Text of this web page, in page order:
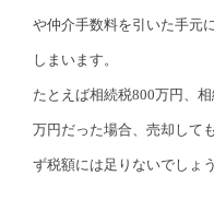
や仲介手数料を引いた手元
しまいます。
たとえば相続税800万円、
万円だった場合、売却して
ず税額には足りないでしょう